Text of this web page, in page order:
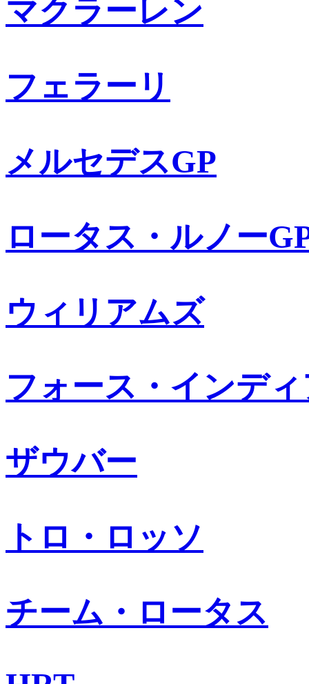
マクラーレン
フェラーリ
メルセデスGP
ロータス・ルノー
ウィリアムズ
フォース・インデ
ザウバー
トロ・ロッソ
チーム・ロータス